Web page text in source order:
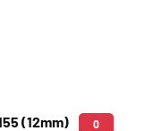
(12mm) 0